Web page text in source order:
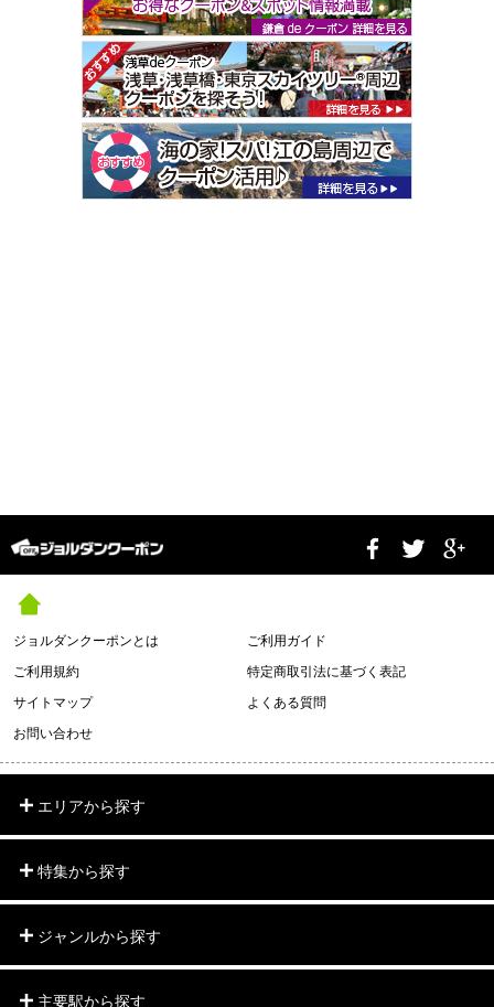
ジョルダンクーポンとは
ご利用ガイド
ご利用規約
特定商取引法に基づく表記
サイトマップ
よくある質問
お問い合わせ
エリアから探す
特集から探す
ジャンルから探す
主要駅から探す